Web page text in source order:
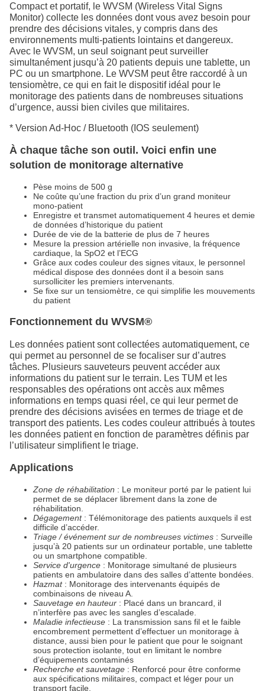
Compact et portatif, le WVSM (Wireless Vital Signs
Monitor) collecte les données dont vous avez besoin pour
prendre des décisions vitales, y compris dans des
environnements multi-patients lointains et dangereux.
Avec le WVSM, un seul soignant peut surveiller
simultanément jusqu’à 20 patients depuis une tablette, un
PC ou un smartphone. Le WVSM peut être raccordé à un
tensiomètre, ce qui en fait le dispositif idéal pour le
monitorage des patients dans de nombreuses situations
d’urgence, aussi bien civiles que militaires.
* Version Ad-Hoc / Bluetooth (IOS seulement)
À chaque tâche son outil. Voici enfin une
solution de monitorage alternative
Pèse moins de 500 g
Ne coûte qu’une fraction du prix d’un grand moniteur
mono-patient
Enregistre et transmet automatiquement 4 heures et demie
de données d’historique du patient
Durée de vie de la batterie de plus de 7 heures
Mesure la pression artérielle non invasive, la fréquence
cardiaque, la SpO2 et l’ECG
Grâce aux codes couleur des signes vitaux, le personnel
médical dispose des données dont il a besoin sans
sursolliciter les premiers intervenants.
Se fixe sur un tensiomètre, ce qui simplifie les mouvements
du patient
Fonctionnement du WVSM®
Les données patient sont collectées automatiquement, ce
qui permet au personnel de se focaliser sur d’autres
tâches. Plusieurs sauveteurs peuvent accéder aux
informations du patient sur le terrain. Les TUM et les
responsables des opérations ont accès aux mêmes
informations en temps quasi réel, ce qui leur permet de
prendre des décisions avisées en termes de triage et de
transport des patients. Les codes couleur attribués à toutes
les données patient en fonction de paramètres définis par
l’utilisateur simplifient le triage.
Applications
Zone de réhabilitation : Le moniteur porté par le patient lui
permet de se déplacer librement dans la zone de
réhabilitation.
Dégagement: Télémonitorage des patients auxquels il est
difficile d’accéder.
Triage / événement sur de nombreuses victimes : Surveille
jusqu’à 20 patients sur un ordinateur portable, une tablette
ou un smartphone compatible.
Service d'urgence : Monitorage simultané de plusieurs
patients en ambulatoire dans des salles d’attente bondées.
Hazmat: Monitorage des intervenants équipés de
combinaisons de niveau A.
Sauvetage en hauteur : Placé dans un brancard, il
n’interfère pas avec les sangles d’escalade.
Maladie infectieuse : La transmission sans fil et le faible
encombrement permettent d’effectuer un monitorage à
distance, aussi bien pour le patient que pour le soignant
sous protection isolante, tout en limitant le nombre
d’équipements contaminés
Recherche et sauvetage : Renforcé pour être conforme
aux spécifications militaires, compact et léger pour un
transport facile.